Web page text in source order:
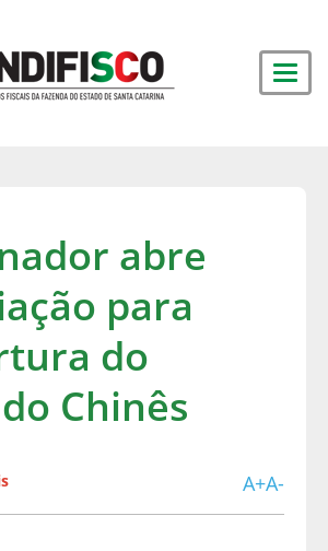
abre
para
do
Chinês
A+A-